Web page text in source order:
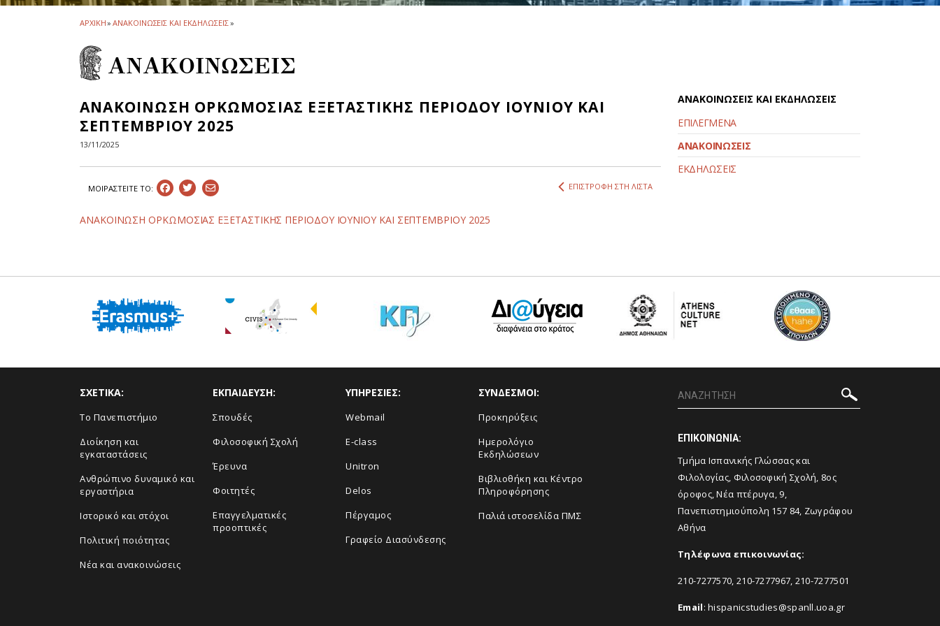
ΑΡΧΙΚΗ» ΑΝΑΚΟΙΝΩΣΕΙΣ ΚΑΙ ΕΚΔΗΛΩΣΕΙΣ»
ΑΝΑΚΟΙΝΩΣΕΙΣ
ΑΝΑΚΟΙΝΩΣΗ ΟΡΚΩΜΟΣΙΑΣ ΕΞΕΤΑΣΤΙΚΗΣ ΠΕΡΙΟΔΟΥ ΙΟΥΝΙΟΥ ΚΑΙ
ΣΕΠΤΕΜΒΡΙΟΥ 2025
13/11/2025
ΜΟΙΡΑΣΤEIΤΕ ΤΟ: ΕΠΙΣΤΡΟΦΗ ΣΤΗ ΛΙΣΤΑ
ΑΝΑΚΟΙΝΩΣΗ ΟΡΚΩΜΟΣΙΑΣ ΕΞΕΤΑΣΤΙΚΗΣ ΠΕΡΙΟΔΟΥ ΙΟΥΝΙΟΥ ΚΑΙ ΣΕΠΤΕΜΒΡΙΟΥ 2025
ΑΝΑΚΟΙΝΩΣΕΙΣ ΚΑΙ ΕΚΔΗΛΩΣΕΙΣ
ΕΠΙΛΕΓΜΕΝΑ
ΑΝΑΚΟΙΝΩΣΕΙΣ
ΕΚΔΗΛΩΣΕΙΣ
ΣΧΕΤΙΚΑ:
Το Πανεπιστήμιο
Διοίκηση και
εγκαταστάσεις
Ανθρώπινο δυναμικό και
εργαστήρια
Ιστορικό και στόχοι
Πολιτική ποιότητας
Νέα και ανακοινώσεις
ΕΚΠΑΙΔΕΥΣΗ:
Σπουδές
Φιλοσοφική Σχολή
Έρευνα
Φοιτητές
Επαγγελματικές
προοπτικές
ΥΠΗΡΕΣΙΕΣ:
Webmail
E-class
Unitron
Delos
Πέργαμος
Γραφείο Διασύνδεσης
ΣΥΝΔΕΣΜΟΙ:
Προκηρύξεις
Ημερολόγιο
Εκδηλώσεων
Βιβλιοθήκη και Κέντρο
Πληροφόρησης
Παλιά ιστοσελίδα ΠΜΣ
ΕΠΙΚΟΙΝΩΝΙΑ:
Τμήμα Ισπανικής Γλώσσας και
Φιλολογίας, Φιλοσοφική Σχολή, 8ος
όροφος, Νέα πτέρυγα, 9,
Πανεπιστημιούπολη 157 84, Ζωγράφου
Αθήνα
Τηλέφωνα επικοινωνίας:
210-7277570, 210-7277967, 210-7277501
Email:hispanicstudies@spanll.uoa.gr